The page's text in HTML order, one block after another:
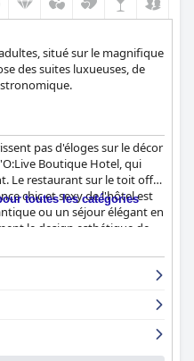
situé sur le magnifique
des suites luxueuses, de
pas d'éloges sur le décor
Boutique Hotel, qui
Le restaurant sur le toit offre
chic et sexy de l'hôtel est
ou un séjour élégant en
le design esthétique de
et charmant. Si vous
une atmosphère intime
Hotel est fortement
toutes les catégories